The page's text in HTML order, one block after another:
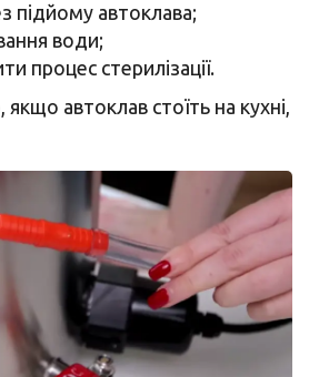
підйому автоклава;
води;
процес стерилізації.
автоклав стоїть на кухні,